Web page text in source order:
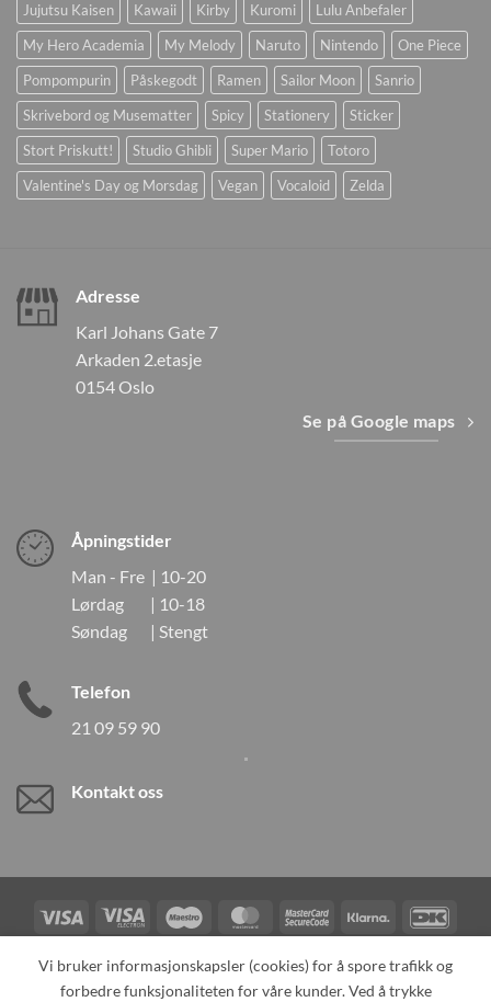
Jujutsu Kaisen
Kawaii Kirby Kuromi
Lulu Anbefaler
My Hero Academia
My Melody Naruto Nintendo
One Piece
Pompompurin
Påskegodt Ramen Sailor Moon
Sanrio
Skrivebord og Musematter
Spicy Stationery
Sticker
Stort Priskutt!
Studio Ghibli Super Mario
Totoro
Valentine's Day og Morsdag
Vegan Vocaloid Zelda
Adresse
Karl Johans Gate 7
Arkaden 2.etasje
0154 Oslo
Se på Google maps
Åpningstider
Man - Fre | 10-20
Lørdag | 10-18
Søndag | Stengt
Telefon
21 09 59 90
Kontakt oss
Visa
Visa
Electron
Maestro MasterCardMasterCard
2
Klarna
Card
TILBAKEKALLINGER KONTAKT OSS OM OSS
Vi bruker informasjonskapsler (cookies) for å spore trafikk og
forbedre funksjonaliteten for våre kunder. Ved å trykke